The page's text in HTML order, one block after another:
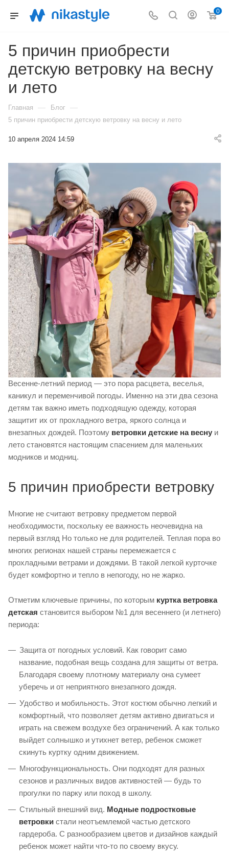
0
5 причин приобрести
детскую ветровку на весну
и лето
Главная — Блог —
5 причин приобрести детскую ветровку на весну и лето
10 апреля 2024 14:59
Весенне-летний период — это пора расцвета, веселья,
каникул и переменчивой погоды. Именно на эти два сезона
детям так важно иметь подходящую одежду, которая
защитит их от прохладного ветра, яркого солнца и
внезапных дождей. Поэтому ветровки детские на весну и
лето становятся настоящим спасением для маленьких
модников и модниц.
5 причин приобрести ветровку
Многие не считают ветровку предметом первой
необходимости, поскольку ее важность неочевидна на
первый взгляд Но только не для родителей. Теплая пора во
многих регионах нашей страны перемежается с
прохладными ветрами и дождями. В такой легкой курточке
будет комфортно и тепло в непогоду, но не жарко.
Отметим ключевые причины, по которым куртка ветровка
детская становится выбором №1 для весеннего (и летнего)
периода:
Защита от погодных условий. Как говорит само
название, подобная вещь создана для защиты от ветра.
Благодаря своему плотному материалу она сумеет
уберечь и от неприятного внезапного дождя.
Удобство и мобильность. Этот костюм обычно легкий и
комфортный, что позволяет детям активно двигаться и
играть на свежем воздухе без ограничений. А как только
выйдет солнышко и утихнет ветер, ребенок сможет
скинуть куртку одним движением.
Многофункциональность. Они подходят для разных
сезонов и различных видов активностей — будь то
прогулки по парку или поход в школу.
Стильный внешний вид. Модные подростковые
ветровки стали неотъемлемой частью детского
гардероба. С разнообразием цветов и дизайнов каждый
ребенок может найти что-то по своему вкусу.